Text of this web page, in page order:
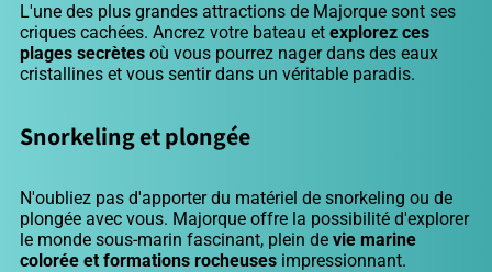
L'une des plus grandes attractions de Majorque sont ses
criques cachées. Ancrez votre bateau et explorez ces
plages secrètes où vous pourrez nager dans des eaux
cristallines et vous sentir dans un véritable paradis.
Snorkeling et plongée
N'oubliez pas d'apporter du matériel de snorkeling ou de
plongée avec vous. Majorque offre la possibilité d'explorer
le monde sous-marin fascinant, plein de vie marine
colorée et formations rocheuses impressionnant.